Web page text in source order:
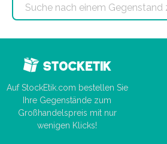
Auf StockEtik.com bestellen Sie
Ihre Gegenstände zum
Großhandelspreis mit nur
wenigen Klicks!